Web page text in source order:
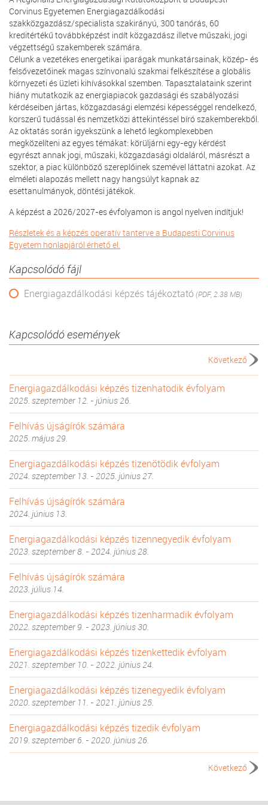
Corvinus Egyetemen Energiagazdálkodási
szakközgazdász/specialista szakirányú, 300 tanórás, 60
kreditértékű továbbképzést indít közgazdász illetve műszaki, jogi
végzettségű szakemberek számára.
Célunk a vezetékes energetikai iparágak munkatársainak, közép- és
felsővezetőinek magas színvonalú szakmai felkészítése a globális
környezeti és üzleti kihívásokkal szemben. Tapasztalataink szerint
hiány mutatkozik az energiapiacok gazdasági és szabályozási
kérdéseiben jártas, közgazdasági elemzési képességgel rendelkező,
korszerű tudással és nemzetközi áttekintéssel bíró szakemberekből.
Az oktatás során igyekszünk a lehető legkomplexebben
megközelíteni az egyes témákat: körüljárni egy-egy kérdést
egyrészt annak jogi, műszaki, közgazdasági oldaláról, másrészt a
szektor, a piac különböző szereplőinek szemével láttatni azokat. Az
elméleti alapozás mellett nagy hangsúlyt kapnak az
esettanulmányok, döntési játékok.
A képzést a 2026/2027-es évfolyamon is angol nyelven indítjuk!
Részletek és a képzés operatív tanterve a Budapesti Corvinus
Egyetem honlapjáról érhető el.
Kapcsolódó fájl
Energiagazdálkodási képzés tájékoztató (PDF, 2.38 MB)
Kapcsolódó események
Következő
Energiagazdálkodási képzés tizenhatodik évfolyam
2025. szeptember 12. - június 26.
Felhívás újságírók számára
2025. május 29.
Energiagazdálkodási képzés tizenötödik évfolyam
2024. szeptember 13. - 2025. június 27.
Felhívás újságírók számára
2024. június 13.
Energiagazdálkodási képzés tizennegyedik évfolyam
2023. szeptember 8. - 2024. június 28.
Felhívás újságírók számára
2023. július 14.
Energiagazdálkodási képzés tizenharmadik évfolyam
2022. szeptember 9. - 2023. június 30.
Energiagazdálkodási képzés tizenkettedik évfolyam
2021. szeptember 10. - 2022. június 24.
Energiagazdálkodási képzés tizenegyedik évfolyam
2020. szeptember 11. - 2021. június 25.
Energiagazdálkodási képzés tizedik évfolyam
2019. szeptember 6. - 2020. június 26.
Következő